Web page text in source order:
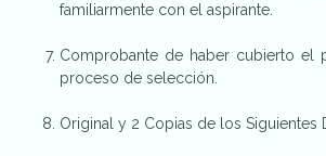
familiarmente con el aspirante.
Comprobante de haber cubierto el
proceso de selección.
Original y 2 Copias de los Siguientes